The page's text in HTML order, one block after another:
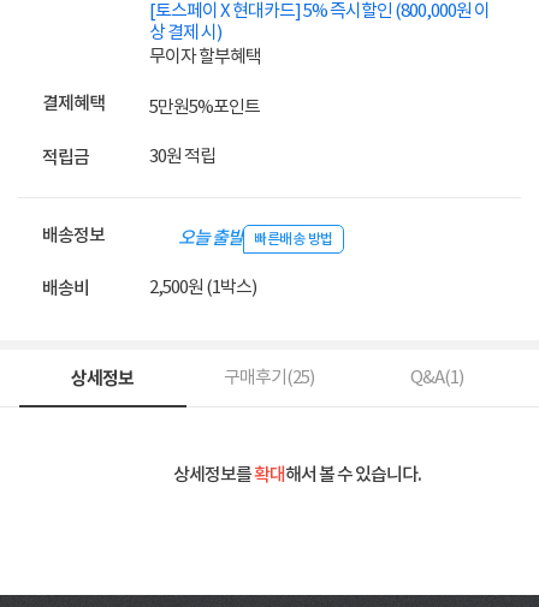
[토스페이 X 현대카드] 5% 즉시할인 (800,000원 이
상 결제 시)
무이자 할부혜택
결제혜택 5만원5%포인트
적립금 30원 적립
배송정보 오늘 출발 빠른배송 방법
배송비 2,500원 (1박스)
상세정보 구매후기(25) Q&A(1)
상세정보를확대해서 볼 수 있습니다.